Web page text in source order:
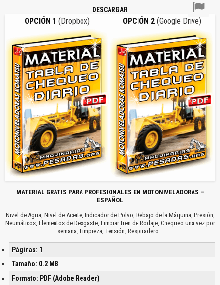
DESCARGAR
OPCIÓN 1 (Dropbox) OPCIÓN 2 (Google Drive)
MATERIAL GRATIS PARA PROFESIONALES EN MOTONIVELADORAS –
ESPAÑOL
Nivel de Agua, Nivel de Aceite, Indicador de Polvo, Debajo de la Máquina, Presión,
Neumáticos, Elementos de Desgaste, Limpiar tren de Rodaje, Chequeo una vez por
semana, Limpieza, Tensión, Respiradero…
Páginas: 1
Tamaño: 0.2 MB
Formato: PDF (Adobe Reader)